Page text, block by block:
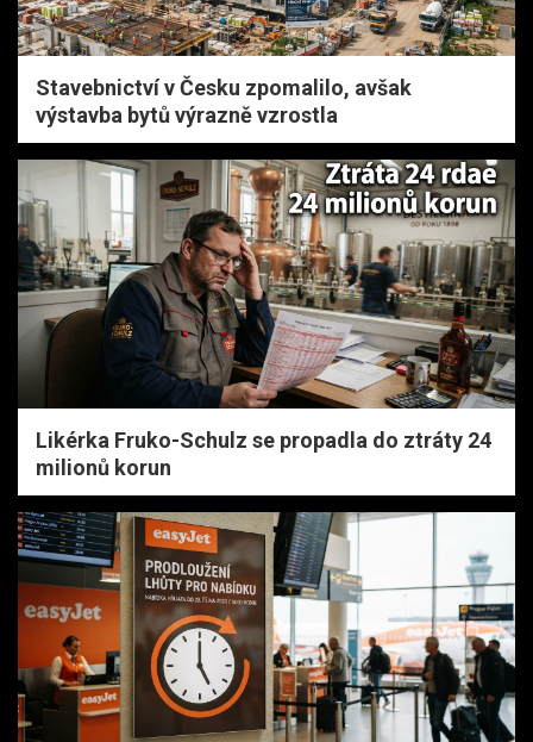
Stavebnictví v Česku zpomalilo, avšak
výstavba bytů výrazně vzrostla
Likérka Fruko-Schulz se propadla do ztráty 24
milionů korun